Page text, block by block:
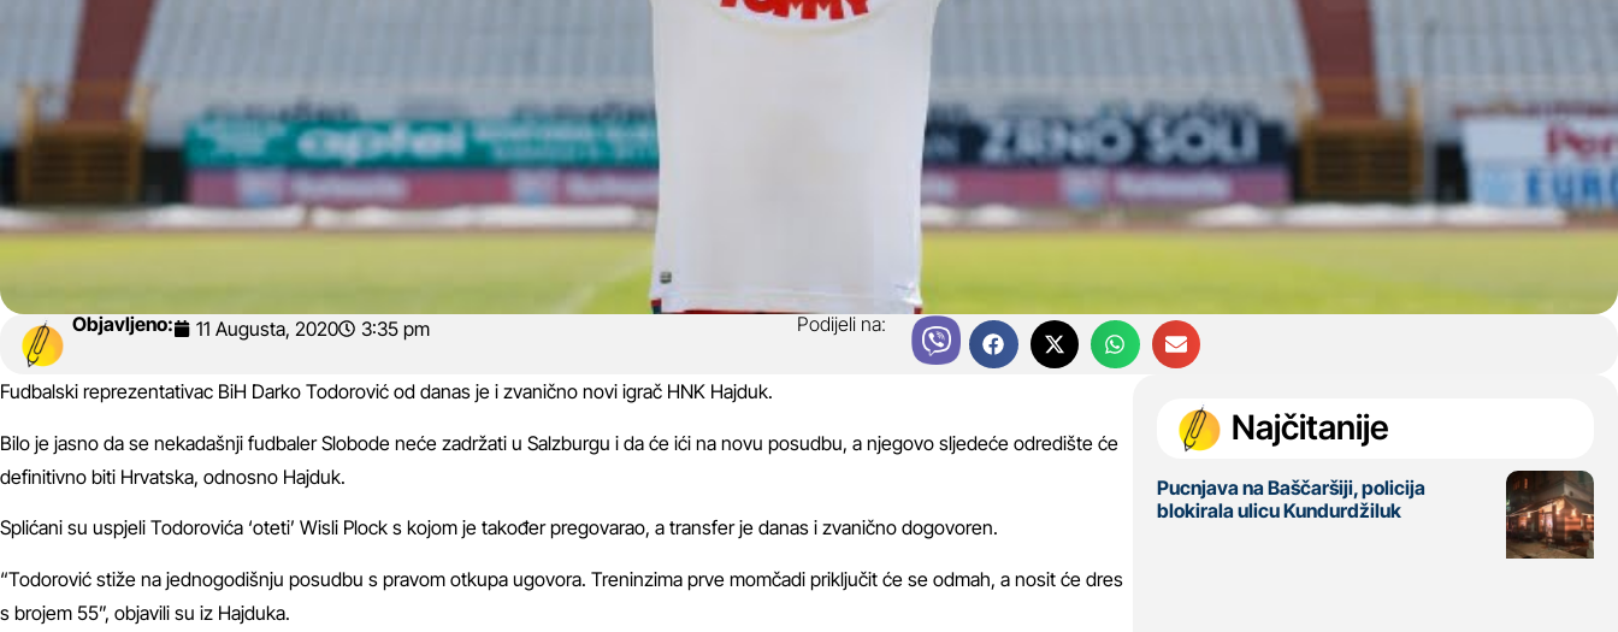
Objavljeno: 11 Augusta, 2020 3:35 pm Podijeli na:
Fudbalski reprezentativac BiH Darko Todorović od danas je i zvanično novi igrač HNK Hajduk.
Bilo je jasno da se nekadašnji fudbaler Slobode neće zadržati u Salzburgu i da će ići na novu posudbu, a njegovo sljedeće odredište će
definitivno biti Hrvatska, odnosno Hajduk.
Splićani su uspjeli Todorovića ‘oteti’ Wisli Plock s kojom je također pregovarao, a transfer je danas i zvanično dogovoren.
“Todorović stiže na jednogodišnju posudbu s pravom otkupa ugovora. Treninzima prve momčadi priključit će se odmah, a nosit će dres
s brojem 55”, objavili su iz Hajduka.
Najčitanije
Pucnjava na Baščaršiji, policija
blokirala ulicu Kundurdžiluk